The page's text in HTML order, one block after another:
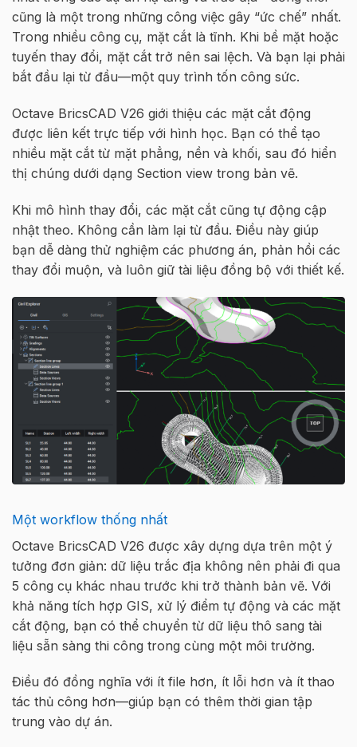
cũng là một trong những công việc gây “ức chế” nhất.
Trong nhiều công cụ, mặt cắt là tĩnh. Khi bề mặt hoặc
tuyến thay đổi, mặt cắt trở nên sai lệch. Và bạn lại phải
bắt đầu lại từ đầu—một quy trình tốn công sức.
Octave BricsCAD V26 giới thiệu các mặt cắt động
được liên kết trực tiếp với hình học. Bạn có thể tạo
nhiều mặt cắt từ mặt phẳng, nền và khối, sau đó hiển
thị chúng dưới dạng Section view trong bản vẽ.
Khi mô hình thay đổi, các mặt cắt cũng tự động cập
nhật theo. Không cần làm lại từ đầu. Điều này giúp
bạn dễ dàng thử nghiệm các phương án, phản hồi các
thay đổi muộn, và luôn giữ tài liệu đồng bộ với thiết kế.
Một workflow thống nhất
Octave BricsCAD V26 được xây dựng dựa trên một ý
tưởng đơn giản: dữ liệu trắc địa không nên phải đi qua
5 công cụ khác nhau trước khi trở thành bản vẽ. Với
khả năng tích hợp GIS, xử lý điểm tự động và các mặt
cắt động, bạn có thể chuyển từ dữ liệu thô sang tài
liệu sẵn sàng thi công trong cùng một môi trường.
Điều đó đồng nghĩa với ít file hơn, ít lỗi hơn và ít thao
tác thủ công hơn—giúp bạn có thêm thời gian tập
trung vào dự án.